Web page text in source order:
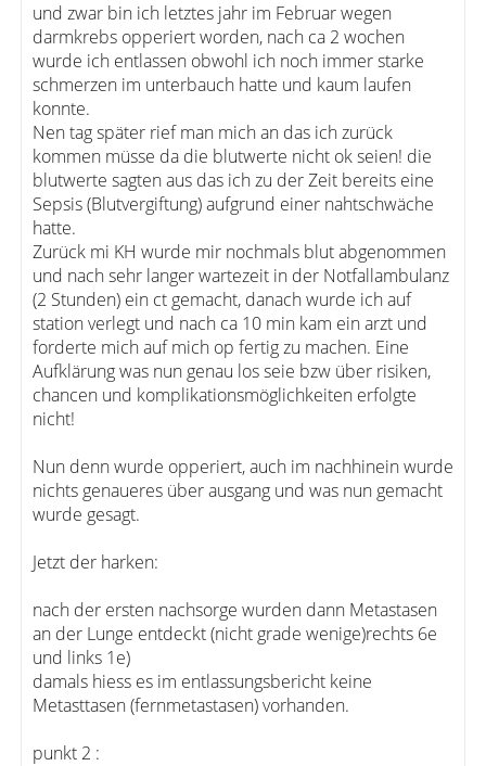
und zwar bin ich letztes jahr im Februar wegen
darmkrebs opperiert worden, nach ca 2 wochen
wurde ich entlassen obwohl ich noch immer starke
schmerzen im unterbauch hatte und kaum laufen
konnte.
Nen tag später rief man mich an das ich zurück
kommen müsse da die blutwerte nicht ok seien! die
blutwerte sagten aus das ich zu der Zeit bereits eine
Sepsis (Blutvergiftung) aufgrund einer nahtschwäche
hatte.
Zurück mi KH wurde mir nochmals blut abgenommen
und nach sehr langer wartezeit in der Notfallambulanz
(2 Stunden) ein ct gemacht, danach wurde ich auf
station verlegt und nach ca 10 min kam ein arzt und
forderte mich auf mich op fertig zu machen. Eine
Aufklärung was nun genau los seie bzw über risiken,
chancen und komplikationsmöglichkeiten erfolgte
nicht!
Nun denn wurde opperiert, auch im nachhinein wurde
nichts genaueres über ausgang und was nun gemacht
wurde gesagt.
Jetzt der harken:
nach der ersten nachsorge wurden dann Metastasen
an der Lunge entdeckt (nicht grade wenige)rechts 6e
und links 1e)
damals hiess es im entlassungsbericht keine
Metasttasen (fernmetastasen) vorhanden.
punkt 2 :